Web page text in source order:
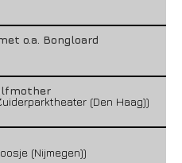
o.a. Bongloard
(Den Haag))
(Nijmegen))